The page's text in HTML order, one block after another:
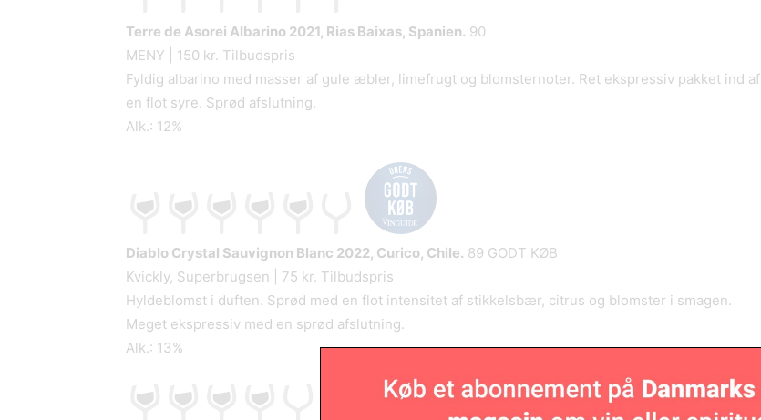
Terre de Asorei Albarino 2021, Rias Baixas, Spanien. 90
MENY | 150 kr. Tilbudspris
Fyldig albarino med masser af gule æbler, limefrugt og blomsternoter. Ret ekspressiv pakket ind af
en flot syre. Sprød afslutning.
Alk.: 12%
Diablo Crystal Sauvignon Blanc 2022, Curico, Chile. 89 GODT KØB
Kvickly, Superbrugsen | 75 kr. Tilbudspris
Hyldeblomst i duften. Sprød med en flot intensitet af stikkelsbær, citrus og blomster i smagen.
Meget ekspressiv med en sprød afslutning.
Alk.: 13%